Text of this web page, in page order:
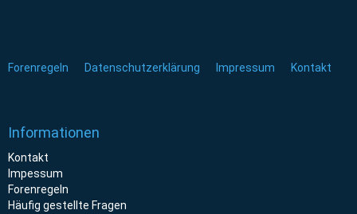
Forenregeln Datenschutzerklärung Impressum Kontakt
Informationen
Kontakt
Impessum
Forenregeln
Häufig gestellte Fragen